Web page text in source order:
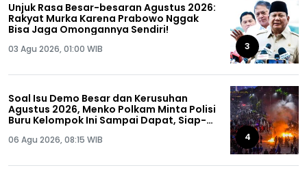
Unjuk Rasa Besar-besaran Agustus 2026:
Rakyat Murka Karena Prabowo Nggak
Bisa Jaga Omongannya Sendiri!
03 Agu 2026, 01:00 WIB 3
Soal Isu Demo Besar dan Kerusuhan
Agustus 2026, Menko Polkam Minta Polisi
Buru Kelompok Ini Sampai Dapat, Siap-
06 Agu 2026, 08:15 WIB 4